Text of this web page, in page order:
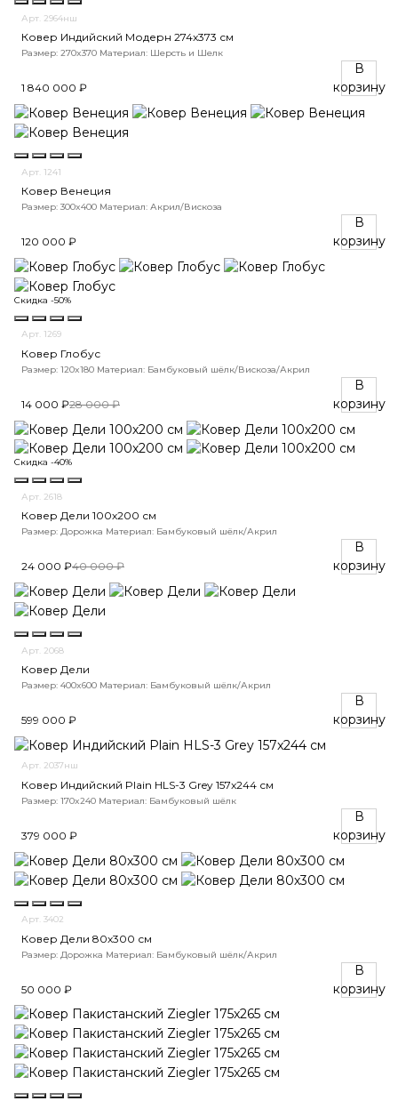
Арт. 2964нш
Ковер Индийский Модерн 274x373 см
Размер: 270x370 Материал: Шерсть и Шелк
1 840 000 ₽
В
корзину
Арт. 1241
Ковер Венеция
Размер: 300x400 Материал: Акрил/Вискоза
120 000 ₽
В
корзину
Скидка -50%
Арт. 1269
Ковер Глобус
Размер: 120x180 Материал: Бамбуковый шёлк/Вискоза/Акрил
14 000 ₽28 000 ₽
В
корзину
Скидка -40%
Арт. 2618
Ковер Дели 100х200 см
Размер: Дорожка Материал: Бамбуковый шёлк/Акрил
24 000 ₽40 000 ₽
В
корзину
Арт. 2068
Ковер Дели
Размер: 400x600 Материал: Бамбуковый шёлк/Акрил
599 000 ₽
В
корзину
Арт. 2037нш
Ковер Индийский Plain HLS-3 Grey 157x244 см
Размер: 170x240 Материал: Бамбуковый шёлк
379 000 ₽
В
корзину
Арт. 3402
Ковер Дели 80х300 см
Размер: Дорожка Материал: Бамбуковый шёлк/Акрил
50 000 ₽
В
корзину